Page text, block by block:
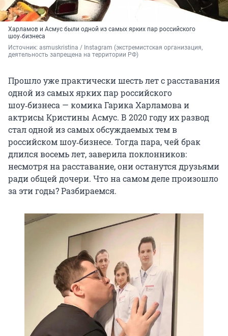
Харламов и Асмус были одной из самых ярких пар российского
шоу‑бизнеса
Источник: asmuskristina / Instagram (экстремистская организация,
деятельность запрещена на территории РФ)
Прошло уже практически шесть лет с расставания
одной из самых ярких пар российского
шоу‑бизнеса — комика Гарика Харламова и
актрисы Кристины Асмус. В 2020 году их развод
стал одной из самых обсуждаемых тем в
российском шоу‑бизнесе. Тогда пара, чей брак
длился восемь лет, заверила поклонников:
несмотря на расставание, они останутся друзьями
ради общей дочери. Что на самом деле произошло
за эти годы? Разбираемся.